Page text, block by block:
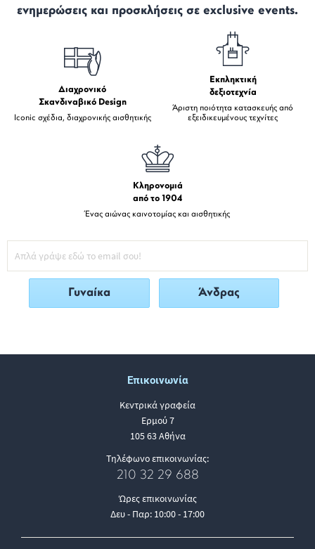
ενημερώσεις και προσκλήσεις σε exclusive events.
Διαχρονικό
Σκανδιναβικό Design
Iconic σχέδια, διαχρονικής αισθητικής
Εκπληκτική
δεξιοτεχνία
Άριστη ποιότητα κατασκευής από
εξειδικευμένους τεχνίτες
Κληρονομιά
από το 1904
Ένας αιώνας καινοτομίας και αισθητικής
Γυναίκα Άνδρας
Επικοινωνία
Κεντρικά γραφεία
Ερμού 7
105 63 Αθήνα
Τηλέφωνο επικοινωνίας:
210 32 29 688
Ώρες επικοινωνίας
Δευ - Παρ: 10:00 - 17:00